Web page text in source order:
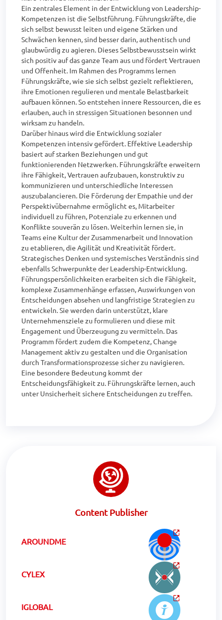
Ein zentrales Element in der Entwicklung von Leadership-
Kompetenzen ist die Selbstführung. Führungskräfte, die
sich selbst bewusst leiten und eigene Stärken und
Schwächen kennen, sind besser darin, authentisch und
glaubwürdig zu agieren. Dieses Selbstbewusstsein wirkt
sich positiv auf das ganze Team aus und fördert Vertrauen
und Offenheit. Im Rahmen des Programms lernen
Führungskräfte, wie sie sich selbst gezielt reflektieren,
ihre Emotionen regulieren und mentale Belastbarkeit
aufbauen können. So entstehen innere Ressourcen, die es
erlauben, auch in stressigen Situationen besonnen und
wirksam zu handeln.
Darüber hinaus wird die Entwicklung sozialer
Kompetenzen intensiv gefördert. Effektive Leadership
basiert auf starken Beziehungen und gut
funktionierenden Netzwerken. Führungskräfte erweitern
ihre Fähigkeit, Vertrauen aufzubauen, konstruktiv zu
kommunizieren und unterschiedliche Interessen
auszubalancieren. Die Förderung der Empathie und der
Perspektivübernahme ermöglicht es, Mitarbeiter
individuell zu führen, Potenziale zu erkennen und
Konflikte souverän zu lösen. Weiterhin lernen sie, in
Teams eine Kultur der Zusammenarbeit und Innovation
zu etablieren, die Agilität und Kreativität fördert.
Strategisches Denken und systemisches Verständnis sind
ebenfalls Schwerpunkte der Leadership-Entwicklung.
Führungspersönlichkeiten erarbeiten sich die Fähigkeit,
komplexe Zusammenhänge erfassen, Auswirkungen von
Entscheidungen absehen und langfristige Strategien zu
entwickeln. Sie werden darin unterstützt, klare
Unternehmensziele zu formulieren und diese mit
Engagement und Überzeugung zu vermitteln. Das
Programm fördert zudem die Kompetenz, Change
Management aktiv zu gestalten und die Organisation
durch Transformationsprozesse sicher zu navigieren.
Eine besondere Bedeutung kommt der
Entscheidungsfähigkeit zu. Führungskräfte lernen, auch
unter Unsicherheit sichere Entscheidungen zu treffen.
Content Publisher
AROUNDME
CYLEX
IGLOBAL